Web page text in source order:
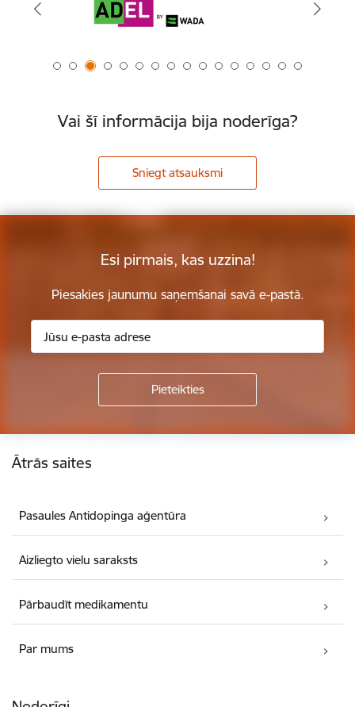
Vai šī informācija bija noderīga?
Sniegt atsauksmi
Esi pirmais, kas uzzina!
Piesakies jaunumu saņemšanai savā e-pastā.
Ātrās saites
Pasaules Antidopinga aģentūra
Aizliegto vielu saraksts
Pārbaudīt medikamentu
Par mums